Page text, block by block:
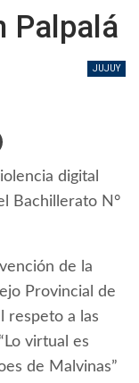
Palpalá
JUJUY
digital
Bachillerato N°
de la
Provincial de
respeto a las
virtual es
de Malvinas”